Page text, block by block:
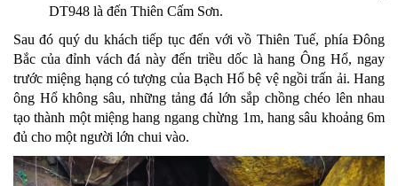
DT948 là đến Thiên Cấm Sơn.
Sau đó quý du khách tiếp tục đến với vồ Thiên Tuế, phía Đông
Bắc của đỉnh vách đá này đến triều dốc là hang Ông Hổ, ngay
trước miệng hạng có tượng của Bạch Hổ bệ vệ ngồi trấn ải. Hang
ông Hổ không sâu, những tảng đá lớn sắp chồng chéo lên nhau
tạo thành một miệng hang ngang chừng 1m, hang sâu khoảng 6m
đủ cho một người lớn chui vào.